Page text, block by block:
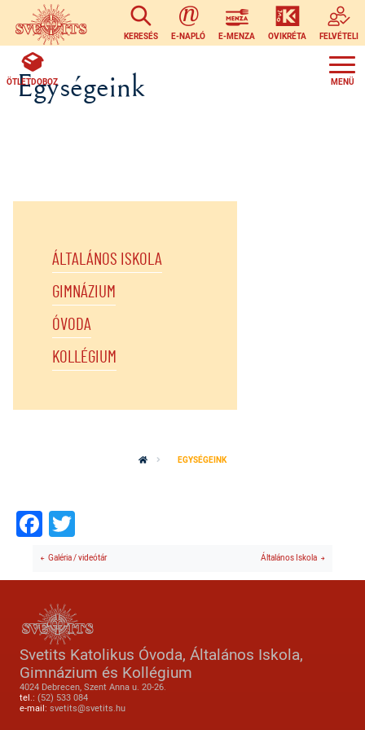
Ugrás a tartalomra
KERESÉS E-NAPLÓ E-MENZA OVIKRÉTA FELVÉTELI
ÖTLETDOBOZ
Egységeink
ÁLTALÁNOS ISKOLA
GIMNÁZIUM
ÓVODA
KOLLÉGIUM
EGYSÉGEINK
Facebook
Galéria / videótár Általános Iskola
Svetits Katolikus Óvoda, Általános Iskola,
Gimnázium és Kollégium
4024 Debrecen, Szent Anna u. 20-26.
tel.: (52) 533 084
e-mail: svetits@svetits.hu